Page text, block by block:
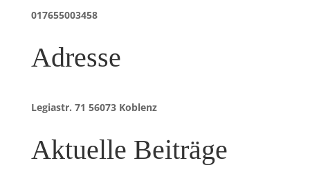
017655003458
Adresse
Legiastr. 71 56073 Koblenz
Aktuelle Beiträge